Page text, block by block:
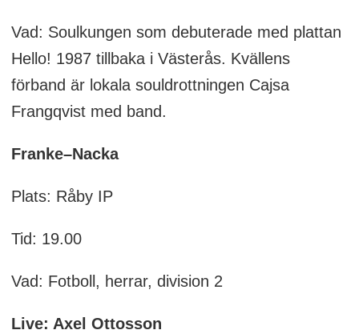
Vad: Soulkungen som debuterade med plattan
Hello! 1987 tillbaka i Västerås. Kvällens
förband är lokala souldrottningen Cajsa
Frangqvist med band.
Franke–Nacka
Plats: Råby IP
Tid: 19.00
Vad: Fotboll, herrar, division 2
Live: Axel Ottosson